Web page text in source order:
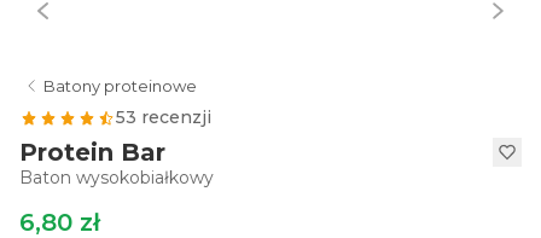
Batony proteinowe
53 recenzji
Protein Bar
Baton wysokobiałkowy
6,80 zł